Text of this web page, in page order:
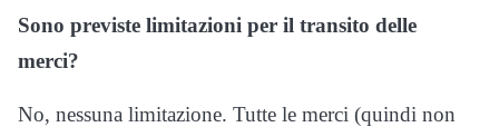
Sono previste limitazioni per il transito delle
merci?
No, nessuna limitazione. Tutte le merci (quindi non